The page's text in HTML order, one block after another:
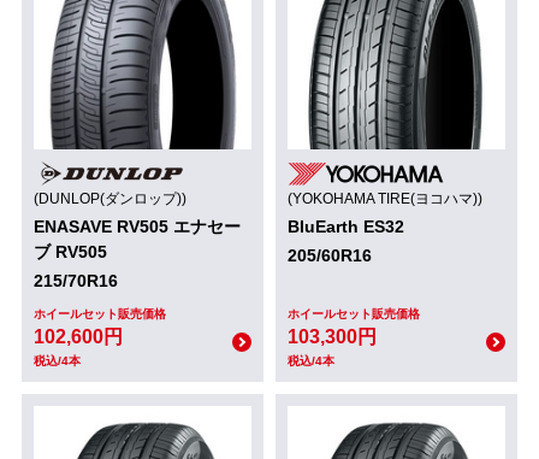
(DUNLOP(ダンロップ))
ENASAVE RV505 エナセー
ブ RV505
215/70R16
ホイールセット販売価格
102,600円
税込/4本
(YOKOHAMA TIRE(ヨコハマ))
BluEarth ES32
205/60R16
ホイールセット販売価格
103,300円
税込/4本